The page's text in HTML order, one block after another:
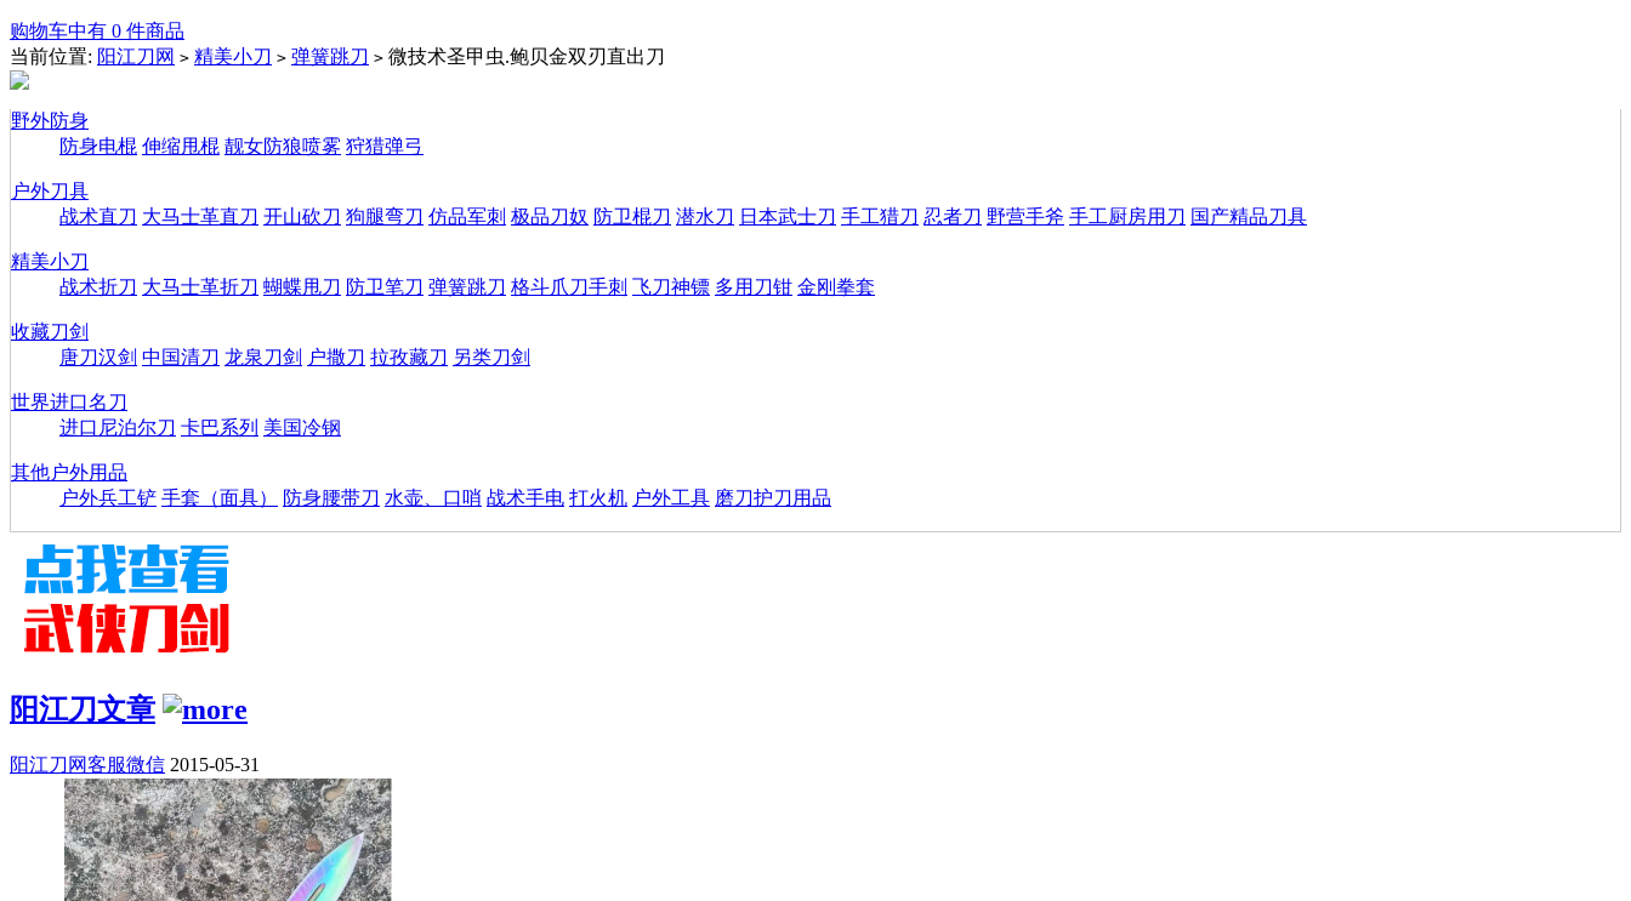
购物车中有 0 件商品
当前位置: 阳江刀网 > 精美小刀 > 弹簧跳刀 > 微技术圣甲虫.鲍贝金双刃直出刀
野外防身
防身电棍 伸缩甩棍 靓女防狼喷雾 狩猎弹弓
户外刀具
战术直刀 大马士革直刀 开山砍刀 狗腿弯刀 仿品军刺 极品刀奴 防卫棍刀 潜水刀 日本武士刀 手工猎刀 忍者刀 野营手斧 手工厨房用刀 国产精品刀具
精美小刀
战术折刀 大马士革折刀 蝴蝶甩刀 防卫笔刀 弹簧跳刀 格斗爪刀手刺 飞刀神镖 多用刀钳 金刚拳套
收藏刀剑
唐刀汉剑 中国清刀 龙泉刀剑 户撒刀 拉孜藏刀 另类刀剑
世界进口名刀
进口尼泊尔刀 卡巴系列 美国冷钢
其他户外用品
户外兵工铲 手套（面具） 防身腰带刀 水壶、口哨 战术手电 打火机 户外工具 磨刀护刀用品
阳江刀文章
阳江刀网客服微信 2015-05-31